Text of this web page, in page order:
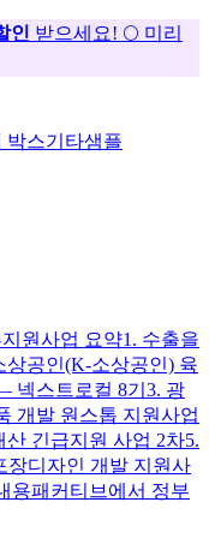
인 받으세요! 🌕 미리
박스기타샘플
원사업 요약1. 수출을
공인(K-소상공인) 육
넥스트로컬 8기 3. 광
개발 원스톱 지원사업
긴급지원 사업 2차5.
디자인 개발 지원사
용패커티브에서 정부